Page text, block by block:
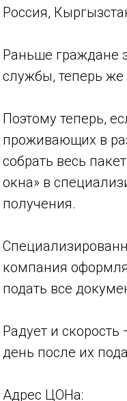
Россия,
Раньше граждане
службы, теперь
Поэтому теперь,
проживающих в
собрать весь
окна» в
получения.
компания
подать все
Радует и
день после их
Адрес ЦОНа: